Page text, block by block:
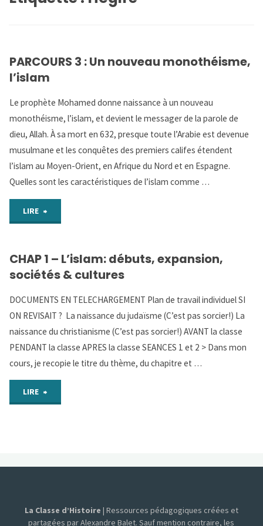
PARCOURS 3 : Un nouveau monothéisme,
l’islam
Le prophète Mohamed donne naissance à un nouveau
monothéisme, l’islam, et devient le messager de la parole de
dieu, Allah. À sa mort en 632, presque toute l’Arabie est devenue
musulmane et les conquêtes des premiers califes étendent
l’islam au Moyen-Orient, en Afrique du Nord et en Espagne.
Quelles sont les caractéristiques de l’islam comme …
LIRE
monothéisme,
l’islam"
CHAP 1 – L’islam: débuts, expansion,
sociétés & cultures
DOCUMENTS EN TELECHARGEMENT Plan de travail individuel SI
ON REVISAIT ? La naissance du judaïsme (C’est pas sorcier!) La
naissance du christianisme (C’est pas sorcier!) AVANT la classe
PENDANT la classe APRES la classe SEANCES 1 et 2 > Dans mon
cours, je recopie le titre du thème, du chapitre et …
LIRE
L’islam:
expansion,
La Classe d’Histoire | Ressources pédagogiques créées et
partagées par Alexandre Balet. Sauf mention contraire, les